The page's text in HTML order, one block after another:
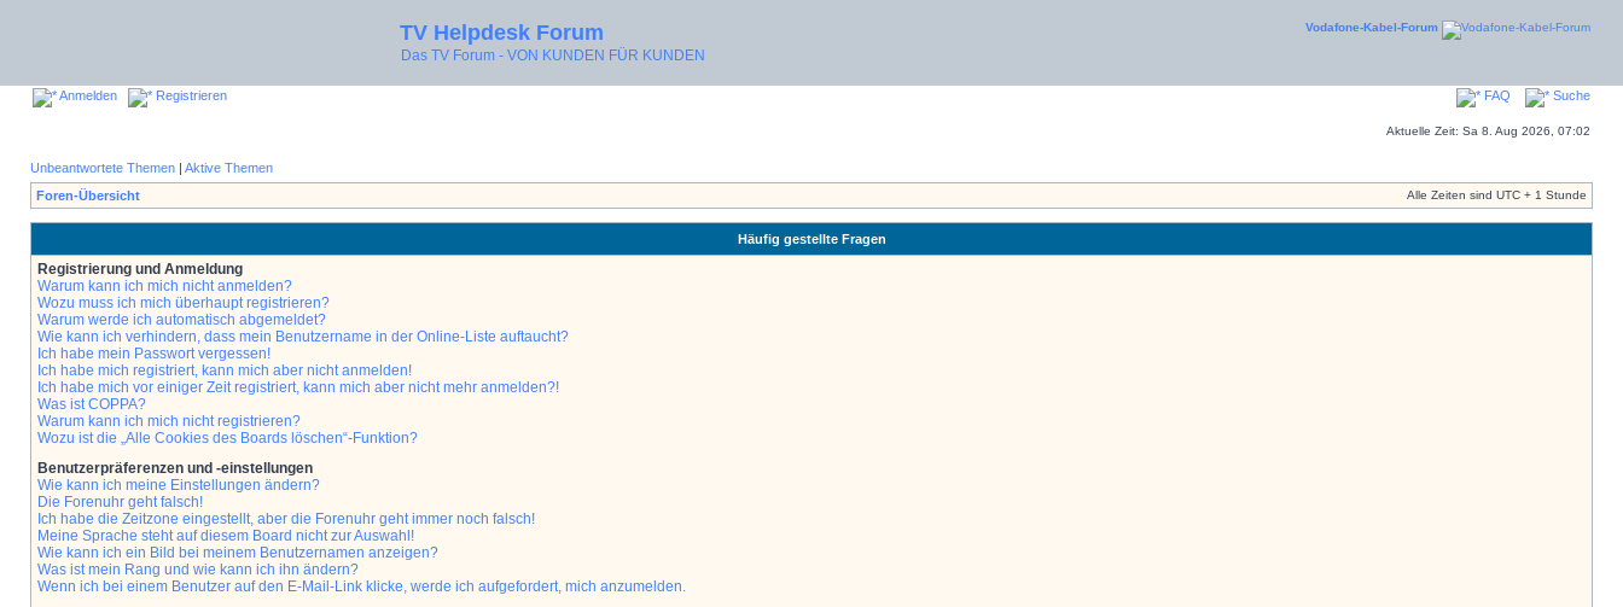
TV Helpdesk Forum
Das TV Forum - VON KUNDEN FÜR KUNDEN
Vodafone-Kabel-Forum
Anmelden Registrieren FAQ Suche
Aktuelle Zeit: Sa 8. Aug 2026, 07:02
Unbeantwortete Themen | Aktive Themen
Foren-Übersicht
Alle Zeiten sind UTC + 1 Stunde
Häufig gestellte Fragen
Registrierung und Anmeldung
Warum kann ich mich nicht anmelden?
Wozu muss ich mich überhaupt registrieren?
Warum werde ich automatisch abgemeldet?
Wie kann ich verhindern, dass mein Benutzername in der Online-Liste auftaucht?
Ich habe mein Passwort vergessen!
Ich habe mich registriert, kann mich aber nicht anmelden!
Ich habe mich vor einiger Zeit registriert, kann mich aber nicht mehr anmelden?!
Was ist COPPA?
Warum kann ich mich nicht registrieren?
Wozu ist die „Alle Cookies des Boards löschen“-Funktion?
Benutzerpräferenzen und -einstellungen
Wie kann ich meine Einstellungen ändern?
Die Forenuhr geht falsch!
Ich habe die Zeitzone eingestellt, aber die Forenuhr geht immer noch falsch!
Meine Sprache steht auf diesem Board nicht zur Auswahl!
Wie kann ich ein Bild bei meinem Benutzernamen anzeigen?
Was ist mein Rang und wie kann ich ihn ändern?
Wenn ich bei einem Benutzer auf den E-Mail-Link klicke, werde ich aufgefordert, mich anzumelden.